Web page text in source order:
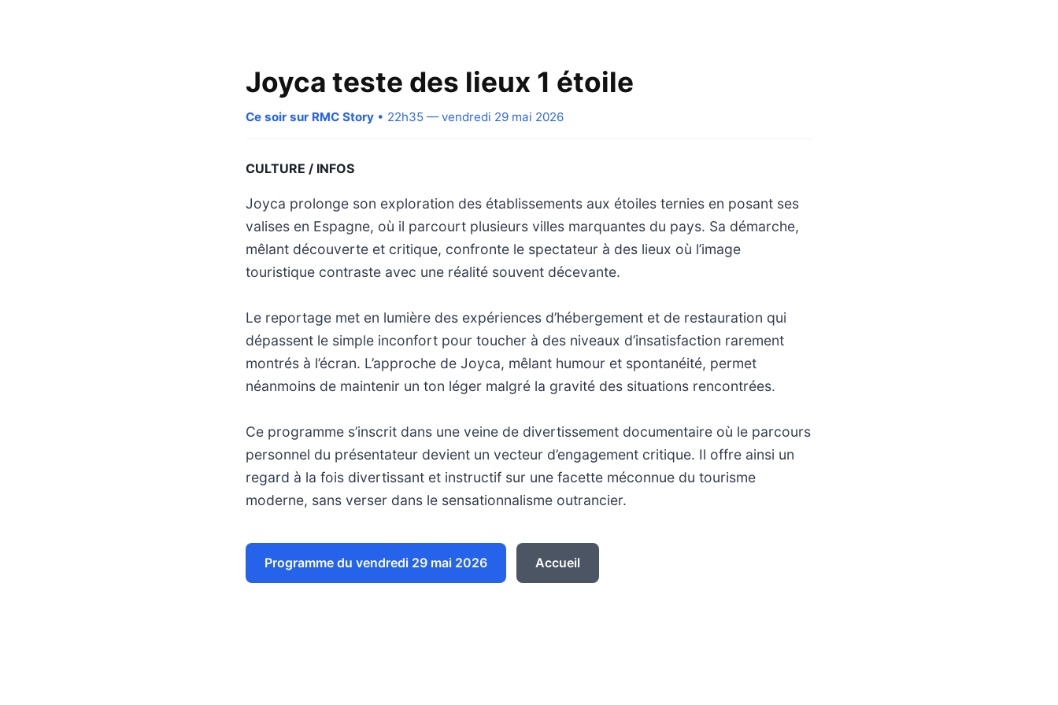
Joyca teste des lieux 1 étoile
Ce soir sur RMC Story • 22h35 — vendredi 29 mai 2026
CULTURE / INFOS
Joyca prolonge son exploration des établissements aux étoiles ternies en posant ses
valises en Espagne, où il parcourt plusieurs villes marquantes du pays. Sa démarche,
mêlant découverte et critique, confronte le spectateur à des lieux où l’image
touristique contraste avec une réalité souvent décevante.
Le reportage met en lumière des expériences d’hébergement et de restauration qui
dépassent le simple inconfort pour toucher à des niveaux d’insatisfaction rarement
montrés à l’écran. L’approche de Joyca, mêlant humour et spontanéité, permet
néanmoins de maintenir un ton léger malgré la gravité des situations rencontrées.
Ce programme s’inscrit dans une veine de divertissement documentaire où le parcours
personnel du présentateur devient un vecteur d’engagement critique. Il offre ainsi un
regard à la fois divertissant et instructif sur une facette méconnue du tourisme
moderne, sans verser dans le sensationnalisme outrancier.
Programme du vendredi 29 mai 2026 Accueil